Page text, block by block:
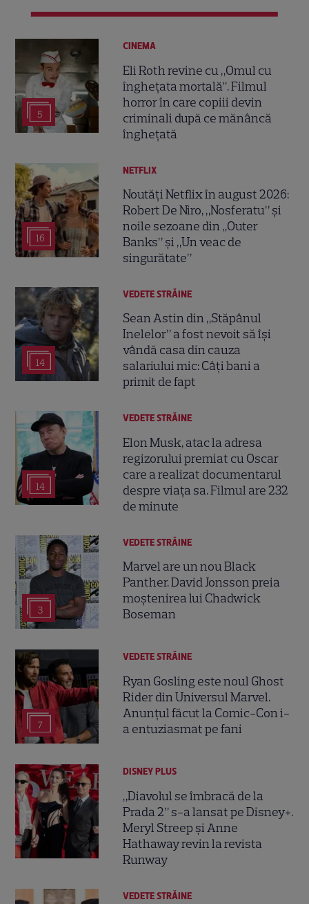
5
CINEMA
Eli Roth revine cu „Omul cu
înghețata mortală”. Filmul
horror în care copiii devin
criminali după ce mănâncă
înghețată
16
NETFLIX
Noutăți Netflix în august 2026:
Robert De Niro, „Nosferatu” și
noile sezoane din „Outer
Banks” și „Un veac de
singurătate”
14
VEDETE STRĂINE
Sean Astin din „Stăpânul
Inelelor” a fost nevoit să își
vândă casa din cauza
salariului mic: Câți bani a
primit de fapt
14
VEDETE STRĂINE
Elon Musk, atac la adresa
regizorului premiat cu Oscar
care a realizat documentarul
despre viața sa. Filmul are 232
de minute
3
VEDETE STRĂINE
Marvel are un nou Black
Panther. David Jonsson preia
moștenirea lui Chadwick
Boseman
7
VEDETE STRĂINE
Ryan Gosling este noul Ghost
Rider din Universul Marvel.
Anunțul făcut la Comic-Con i-
a entuziasmat pe fani
DISNEY PLUS
„Diavolul se îmbracă de la
Prada 2” s-a lansat pe Disney+.
Meryl Streep și Anne
Hathaway revin la revista
Runway
VEDETE STRĂINE